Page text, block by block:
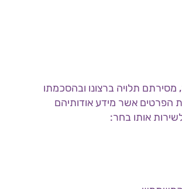
באתר, מסירתם תלויה ברצונו ובהסכמתו
אשר מידע אודותיהם
אותו בחר: